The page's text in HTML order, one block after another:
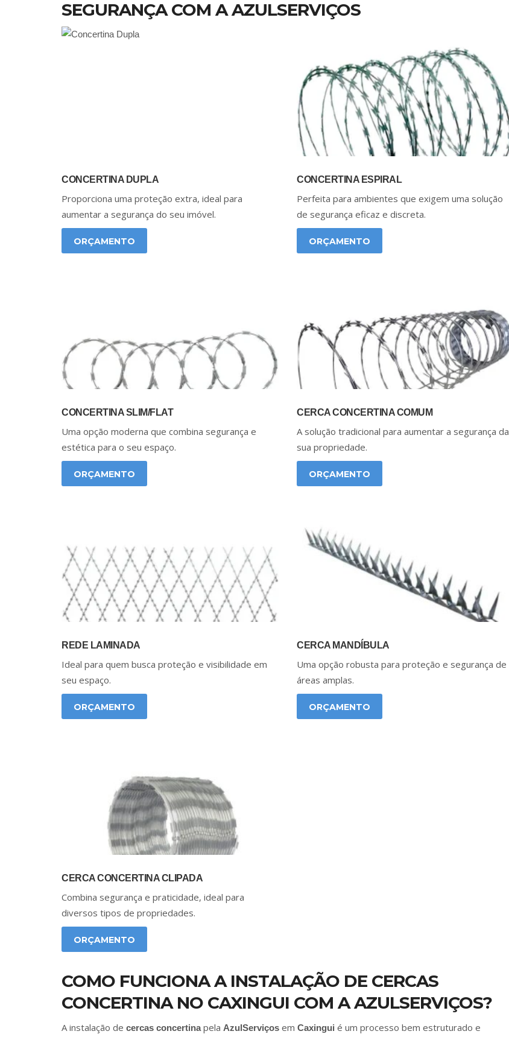
SEGURANÇA COM A AZULSERVIÇOS
CONCERTINA DUPLA
Proporciona uma proteção extra, ideal para
aumentar a segurança do seu imóvel.
ORÇAMENTO
CONCERTINA ESPIRAL
Perfeita para ambientes que exigem uma solução
de segurança eficaz e discreta.
ORÇAMENTO
CONCERTINA SLIM/FLAT
Uma opção moderna que combina segurança e
estética para o seu espaço.
ORÇAMENTO
CERCA CONCERTINA COMUM
A solução tradicional para aumentar a segurança da
sua propriedade.
ORÇAMENTO
REDE LAMINADA
Ideal para quem busca proteção e visibilidade em
seu espaço.
ORÇAMENTO
CERCA MANDÍBULA
Uma opção robusta para proteção e segurança de
áreas amplas.
ORÇAMENTO
CERCA CONCERTINA CLIPADA
Combina segurança e praticidade, ideal para
diversos tipos de propriedades.
ORÇAMENTO
COMO FUNCIONA A INSTALAÇÃO DE CERCAS
CONCERTINA NO CAXINGUI COM A AZULSERVIÇOS?
A instalação de cercas concertinapela AzulServiços em Caxingui é um processo bem estruturado e